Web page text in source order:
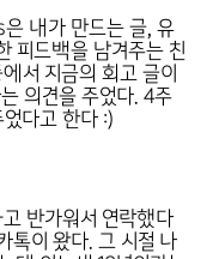
내가 만드는 글, 유
피드백을 남겨주는 친
서 지금의 회고 글이
의견을 주었다. 4주
다고 한다 :)
반가워서 연락했다
톡이 왔다. 그 시절 나